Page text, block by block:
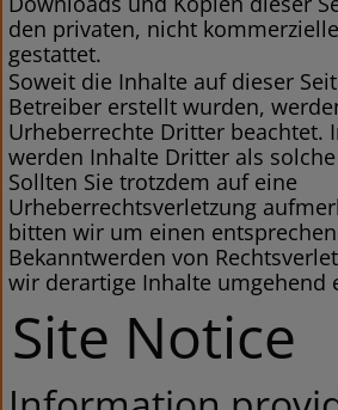
den privaten, nicht
gestattet.
Soweit die Inhalte auf dieser
Betreiber erstellt wurden,
Urheberrechte Dritter beachtet.
werden Inhalte Dritter als
Sollten Sie trotzdem auf eine
Urheberrechtsverletzung
bitten wir um einen
Bekanntwerden von
wir derartige Inhalte umgehend
Site Notice